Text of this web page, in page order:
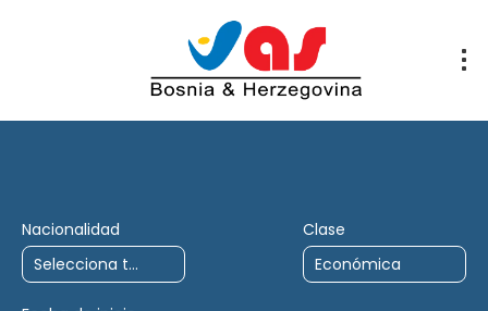
Nacionalidad Clase